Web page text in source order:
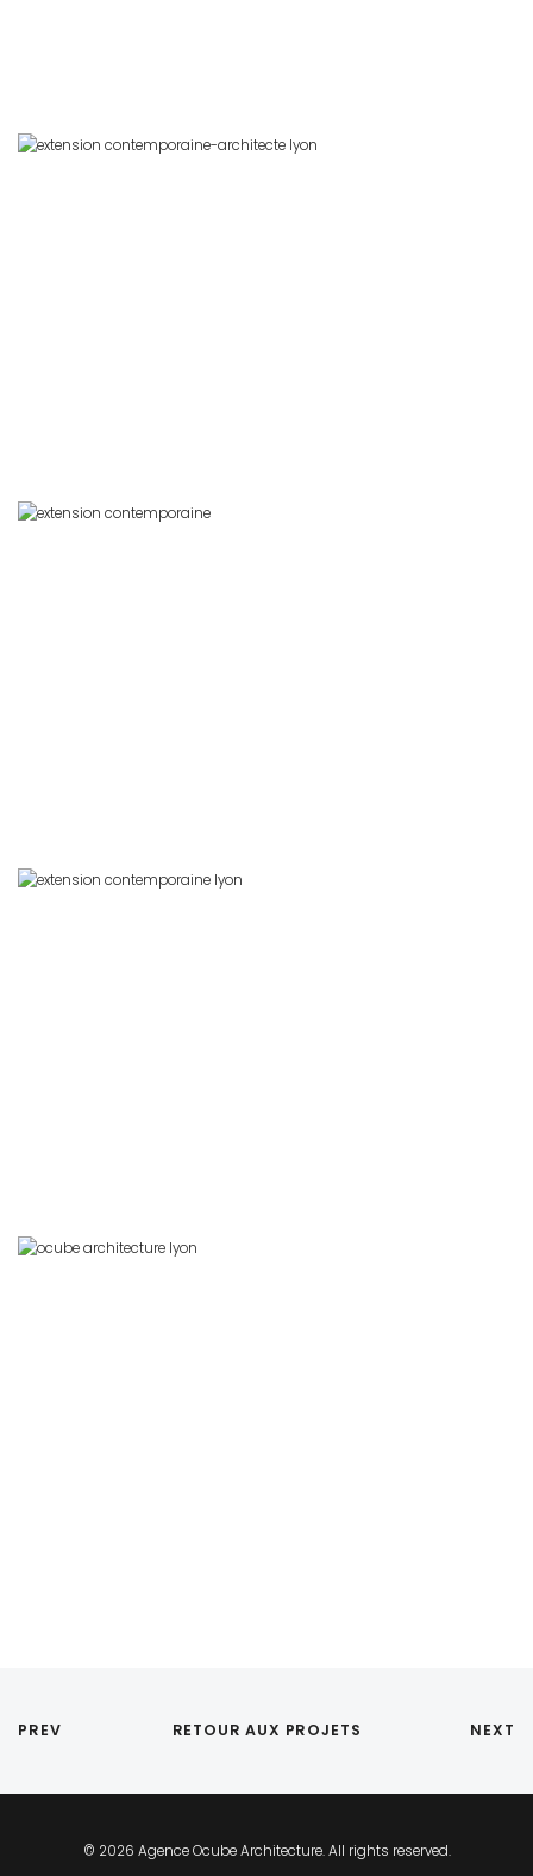
PREV RETOUR AUX PROJETS NEXT
© 2026 Agence Ocube Architecture. All rights reserved.